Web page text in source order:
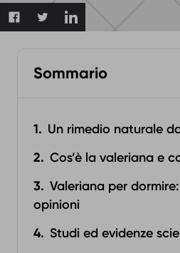
Sommario
Un rimedio naturale
Cos’è la valeriana e
Valeriana per
opinioni
Studi ed evidenze